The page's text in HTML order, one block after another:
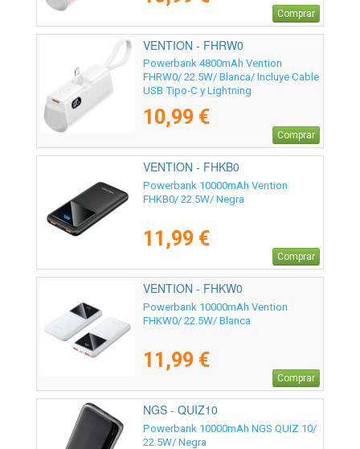
Comprar
VENTION - FHRW0
Powerbank 4800mAh Vention
FHRW0/ 22.5W/ Blanca/ Incluye Cable
USB Tipo-C y Lightning
10,99 €
Comprar
VENTION - FHKB0
Powerbank 10000mAh Vention
FHKB0/ 22.5W/ Negra
11,99 €
Comprar
VENTION - FHKW0
Powerbank 10000mAh Vention
FHKW0/ 22.5W/ Blanca
11,99 €
Comprar
NGS - QUIZ10
Powerbank 10000mAh NGS QUIZ 10/
22.5W/ Negra